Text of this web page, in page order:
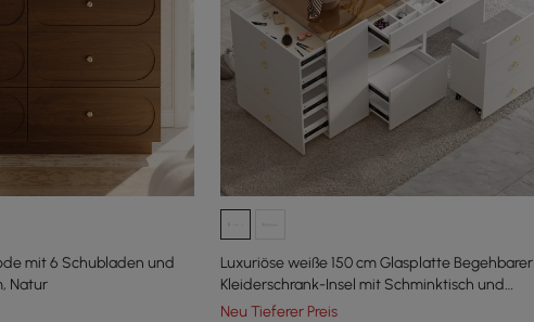
mit 6 Schubladen und
Natur
Luxuriöse weiße 150 cm Glasplatte Begehbarer
Kleiderschrank-Insel mit Schminktisch und
Schmuckdisplay
Neu Tieferer Preis